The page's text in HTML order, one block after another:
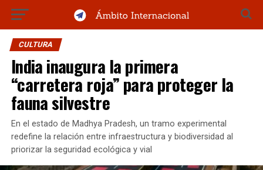
CULTURA
India inaugura la primera
“carretera roja” para proteger la
fauna silvestre
En el estado de Madhya Pradesh, un tramo experimental
redefine la relación entre infraestructura y biodiversidad al
priorizar la seguridad ecológica y vial